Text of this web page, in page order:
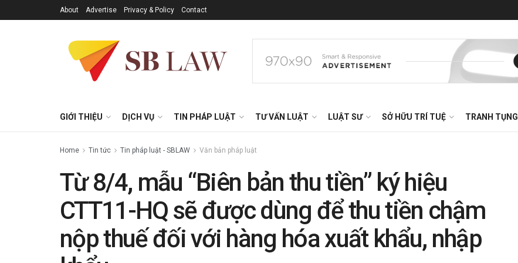
About Advertise Privacy & Policy Contact
GIỚI THIỆU DỊCH VỤ TIN PHÁP LUẬT TƯ VẤN LUẬT LUẬT SƯ SỞ HỮU TRÍ TUỆ TRANH TỤNG
Home Tin tức Tin pháp luật - SBLAW Văn bản pháp luật
Từ 8/4, mẫu “Biên bản thu tiền” ký hiệu
CTT11-HQ sẽ được dùng để thu tiền chậm
nộp thuế đối với hàng hóa xuất khẩu, nhập